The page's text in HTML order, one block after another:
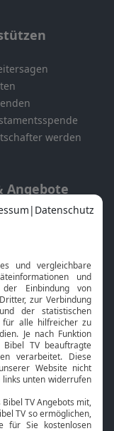
werden
Angebote
App
TV
Online-Bibel
Gottesdienst
Empfang